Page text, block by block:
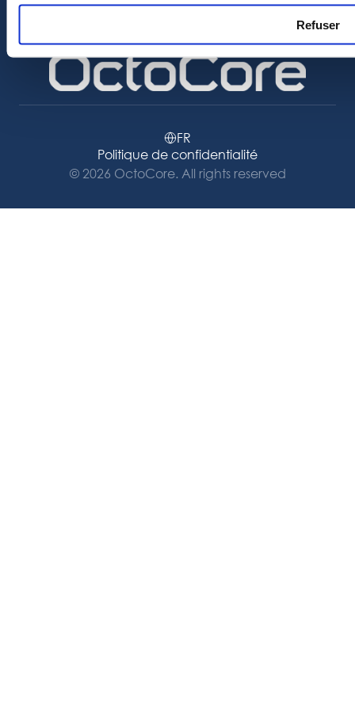
Refuser
Politique de confidentialité
© 2026 OctoCore. All rights reserved
FR